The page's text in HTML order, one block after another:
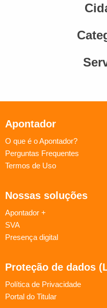
Apontador
O que é o Apontador?
Perguntas Frequentes
Termos de Uso
Nossas soluções
Apontador +
SVA
Presença digital
Proteção de dados
Política de Privacidade
Portal do Titular